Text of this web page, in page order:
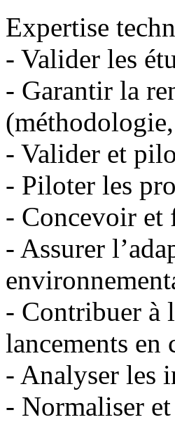
Expertise
- Valider les
- Garantir la
- Valider et
- Piloter les
- Concevoir et
- Assurer
- Contribuer à
lancements
- Analyser les
- Normaliser